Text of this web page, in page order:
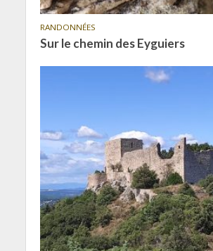
RANDONNÉES
Sur le chemin des Eyguiers